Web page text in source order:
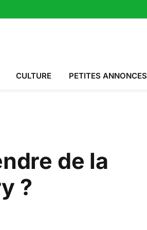
CULTURE PETITES ANNONCES
de la
?